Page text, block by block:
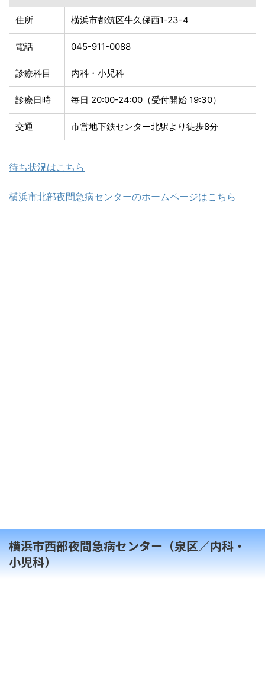
住所 横浜市都筑区牛久保西1-23-4
電話 045-911-0088
診療科目 内科・小児科
診療日時 毎日 20:00-24:00（受付開始 19:30）
交通 市営地下鉄センター北駅より徒歩8分
待ち状況はこちら
横浜市北部夜間急病センターのホームページはこちら
横浜市西部夜間急病センター（泉区／内科・
小児科）